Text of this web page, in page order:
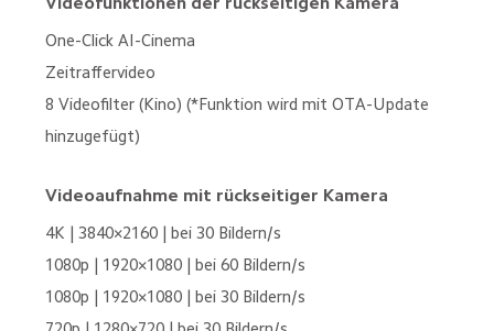
One-Click AI-Cinema
Zeitraffervideo
8 Videofilter (Kino) (*Funktion wird mit OTA-Update
hinzugefügt)
Videoaufnahme mit rückseitiger Kamera
4K | 3840×2160 | bei 30 Bildern/s
1080p | 1920×1080 | bei 60 Bildern/s
1080p | 1920×1080 | bei 30 Bildern/s